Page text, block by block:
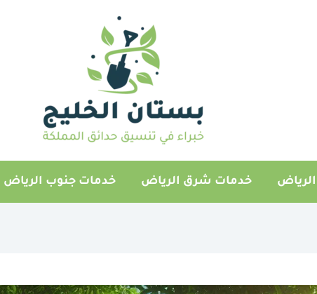
خدمات شرق الرياض خدمات جنوب الرياض